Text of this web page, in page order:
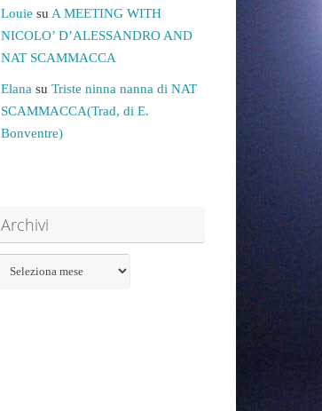
Louie su A MEETING WITH
NICOLO’ D’ALESSANDRO AND
NAT SCAMMACCA
Elana su Triste ninna nanna di NAT
SCAMMACCA(Trad, di E.
Bonventre)
Archivi